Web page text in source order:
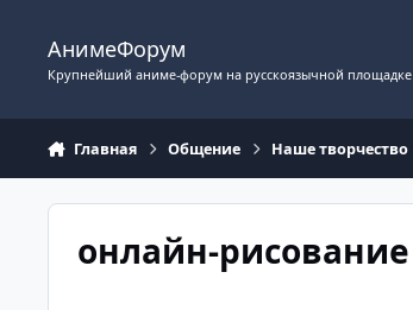
АнимеФорум
Крупнейший аниме-форум на русскоязычной площадке
Главная Общение Наше творчество
онлайн-рисование